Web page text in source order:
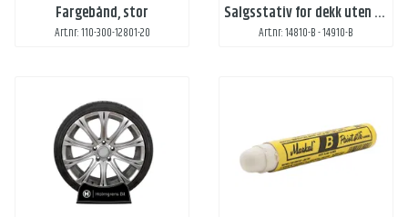
Fargebånd, stor
Art.nr: 110-300-12801-20
Salgsstativ for dekk uten trykk
Art.nr: 14810-B - 14910-B